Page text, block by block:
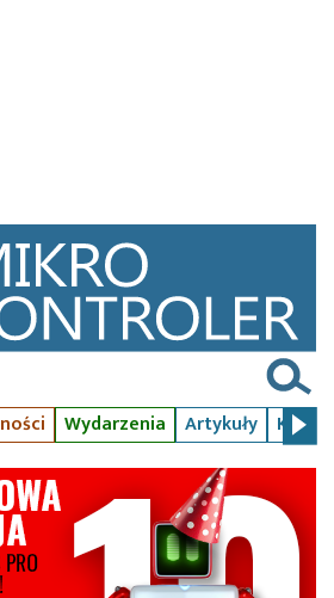
Wydarzenia Artykuły Kursy